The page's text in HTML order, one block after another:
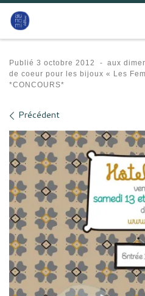
Passer au contenu
Publié 3 octobre 2012 - aux
de coeur pour les bijoux « Les
*CONCOURS*
Navigation des images
Précédent